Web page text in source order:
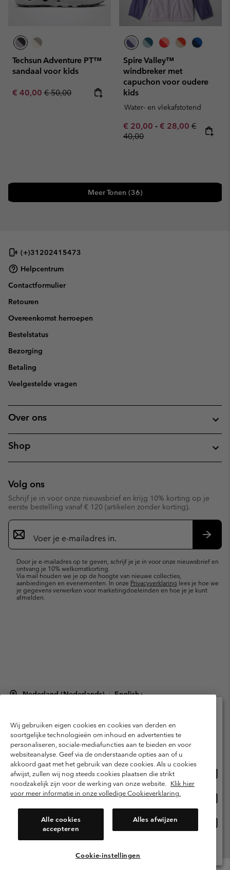
Techsun Adventure PT™
sandaal voor kids
Sale price:
€ 40,00 Regular price:
€ 50,00
Spire Valley™
windbreker met
capuchon voor oudere
kids
Water- en vlekafstotend
Minimum sale price:
€ 20,00 - Maximum sale
€ 28,00 Regular
€
40,00
Meer Tonen (36)
(+)31202415473
Helpcentrum
Contactformulier
Retouren
Overeenkomst herroepen
Bestelstatus
Bezorging
Betaling
Veelgestelde vragen
Over ons
Shop
Volg ons
Schrijf je in voor onze nieuwsbrief en krijg 10% korting op je
eerste bestelling vanaf € 120 (artikelen zonder korting).
Aanmelden
voor
e-
Door je e-mailadres op te geven, schrijf je je in voor onze nieuwsbrief en
ontvang je 10% welkomstkorting.
Via mail houden we je op de hoogte van nieuwe collecties,
aanbiedingen en evenementen. In onze Privacyverklaring lees je hoe we
je gegevens verwerken voor marketingdoeleinden en hoe je je kunt
afmelden.
Nederland (Nederlands) | English ›
Gebruiksvoorwaarden
Verkoopvoorwaarden
Garantie
Privacybeleid
Gebruiksvoorwaarden voor lidmaatschap
Voorwaarden voor door gebruikers gegenereerde inhoud
Impressum
Cookies
Public CBCR
Wij gebruiken eigen cookies en cookies van derden en
soortgelijke technologieën om inhoud en advertenties te
personaliseren, sociale-mediafuncties aan te bieden en voor
websiteanalyse. Geef via de onderstaande opties aan of u
akkoord gaat met het gebruik van deze cookies. Als u cookies
afwijst, zullen wij nog steeds cookies plaatsen die strikt
noodzakelijk zijn voor de werking van onze website. Klik hier
voor meer informatie in onze volledige Cookieverklaring.
Alle cookies
accepteren
Alles afwijzen
Cookie-instellingen
Selecteer je verzendlocatie en taal
Online shoppen beschikbaar
United States
Netherlands-English
Netherlands-Dutch
Alle Locaties Bekijken